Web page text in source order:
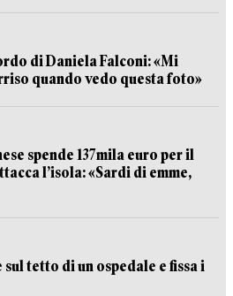
di Daniela Falconi: «Mi
quando vedo questa foto»
spende 137mila euro per il
l’isola: «Sardi di emme,
tetto di un ospedale e fissa i